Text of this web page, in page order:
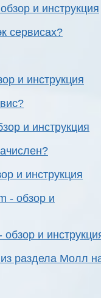
и инструкция
сервисах?
и инструкция
и инструкция
и инструкция
- обзор и
и
из раздела Молл